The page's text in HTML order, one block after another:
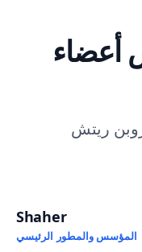
أعضاء
ريتش
المؤسس
Shaher
المؤسس والمطور الرئيسي